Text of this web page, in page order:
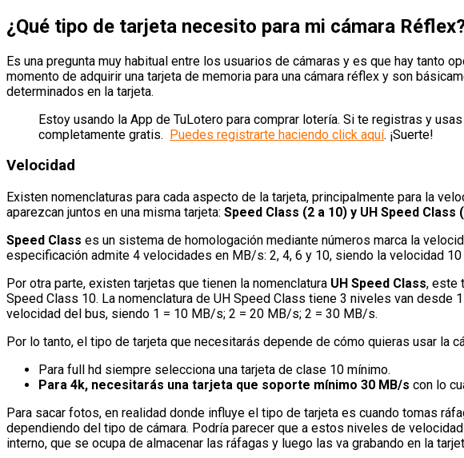
¿Qué tipo de tarjeta necesito para mi cámara
Es una pregunta muy habitual entre los usuarios de cámaras y es que hay tanto
momento de adquirir una tarjeta de memoria para una cámara réflex y son
determinados en la tarjeta.
Estoy usando la App de TuLotero para comprar lotería. Si te registras y
completamente gratis. Puedes registrarte haciendo click aquí. ¡Suerte!
Velocidad
Existen nomenclaturas para cada aspecto de la tarjeta, principalmente para la
aparezcan juntos en una misma tarjeta: Speed Class (2 a 10) y UH Speed Class
Speed Class es un sistema de homologación mediante números marca la
especificación admite 4 velocidades en MB/s: 2, 4, 6 y 10, siendo la velocidad
Por otra parte, existen tarjetas que tienen la nomenclatura UH Speed Class, este
Speed Class 10. La nomenclatura de UH Speed Class tiene 3 niveles van desde
velocidad del bus, siendo 1 = 10 MB/s; 2 = 20 MB/s; 2 = 30 MB/s.
Por lo tanto, el tipo de tarjeta que necesitarás depende de cómo quieras usar la
Para full hd siempre selecciona una tarjeta de clase 10 mínimo.
Para 4k, necesitarás una tarjeta que soporte mínimo 30 MB/s con lo
Para sacar fotos, en realidad donde influye el tipo de tarjeta es cuando tomas
dependiendo del tipo de cámara. Podría parecer que a estos niveles de
interno, que se ocupa de almacenar las ráfagas y luego las va grabando en la